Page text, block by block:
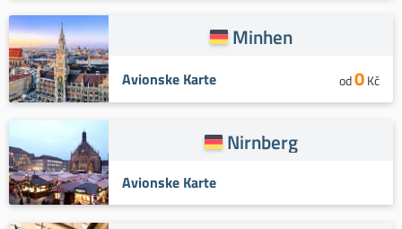
Minhen
Avionske Karte od0Kč
Nirnberg
Avionske Karte